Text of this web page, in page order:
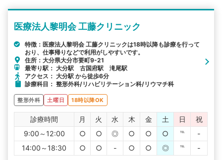
検索する
詳細条件で絞り込む
その他の検索方法
医療法人黎明会 工藤クリニック
特徴：医療法人黎明会 工藤クリニックは18時以降も診療を行って
おり、仕事帰りなどで利用がしやすいです。
住所：大分県大分市要町9-21
最寄り駅： 大分駅 古国府駅 滝尾駅
アクセス： 大分駅 から徒歩6分
診療科目： 整形外科/リハビリテーション科/リウマチ科
整形外科 土曜日 18時以降OK
診療時間 月 火 水 木 金 土 日
祝
9:00～12:00
○ ○ ◎ ○ ○ ○ ℡
-
14:00～18:30
○ ○ - ○ ○ ◎ ℡ -